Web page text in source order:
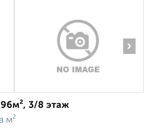
›
3/8 этаж
м²